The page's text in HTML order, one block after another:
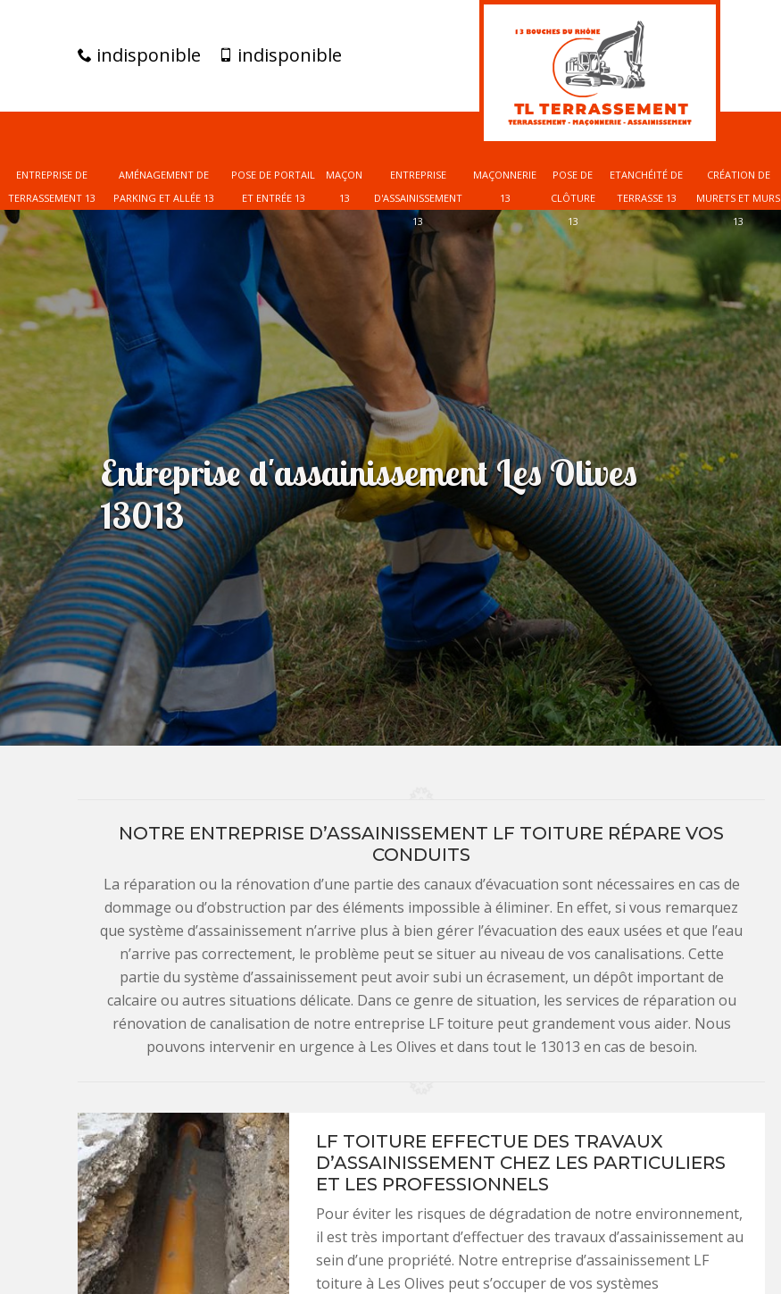
indisponible indisponible
ENTREPRISE DE
TERRASSEMENT 13
AMÉNAGEMENT DE
PARKING ET ALLÉE 13
POSE DE PORTAIL
ET ENTRÉE 13
MAÇON
13
ENTREPRISE
D'ASSAINISSEMENT
13
MAÇONNERIE
13
POSE DE
CLÔTURE
13
ETANCHÉITÉ DE
TERRASSE 13
CRÉATION DE
MURETS ET MURS
13
Entreprise d'assainissement Les Olives
13013
NOTRE ENTREPRISE D’ASSAINISSEMENT LF TOITURE RÉPARE VOS
CONDUITS
La réparation ou la rénovation d’une partie des canaux d’évacuation sont nécessaires en cas de
dommage ou d’obstruction par des éléments impossible à éliminer. En effet, si vous remarquez
que système d’assainissement n’arrive plus à bien gérer l’évacuation des eaux usées et que l’eau
n’arrive pas correctement, le problème peut se situer au niveau de vos canalisations. Cette
partie du système d’assainissement peut avoir subi un écrasement, un dépôt important de
calcaire ou autres situations délicate. Dans ce genre de situation, les services de réparation ou
rénovation de canalisation de notre entreprise LF toiture peut grandement vous aider. Nous
pouvons intervenir en urgence à Les Olives et dans tout le 13013 en cas de besoin.
LF TOITURE EFFECTUE DES TRAVAUX
D’ASSAINISSEMENT CHEZ LES PARTICULIERS
ET LES PROFESSIONNELS
Pour éviter les risques de dégradation de notre environnement,
il est très important d’effectuer des travaux d’assainissement au
sein d’une propriété. Notre entreprise d’assainissement LF
toiture à Les Olives peut s’occuper de vos systèmes